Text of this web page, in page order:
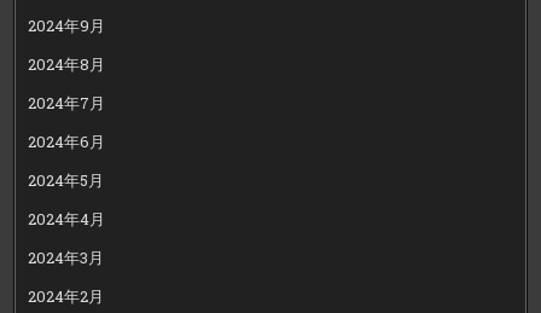
2024年9月
2024年8月
2024年7月
2024年6月
2024年5月
2024年4月
2024年3月
2024年2月